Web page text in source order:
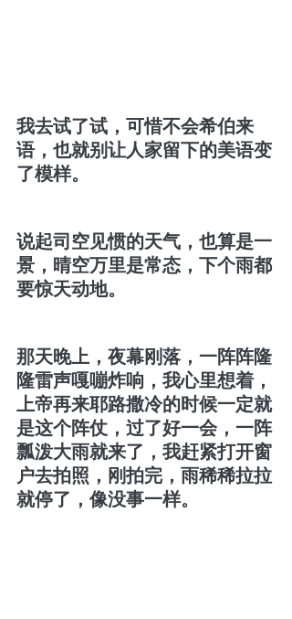
我去试了试，可惜不会希伯来
语，也就别让人家留下的美语变
了模样。
说起司空见惯的天气，也算是一
景，晴空万里是常态，下个雨都
要惊天动地。
那天晚上，夜幕刚落，一阵阵隆
隆雷声嘎嘣炸响，我心里想着，
上帝再来耶路撒冷的时候一定就
是这个阵仗，过了好一会，一阵
瓢泼大雨就来了，我赶紧打开窗
户去拍照，刚拍完，雨稀稀拉拉
就停了，像没事一样。